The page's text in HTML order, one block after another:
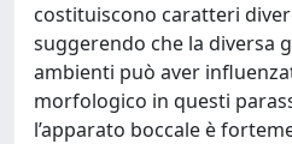
costituiscono caratteri
suggerendo che la diversa
ambienti può aver
morfologico in questi
l’apparato boccale è